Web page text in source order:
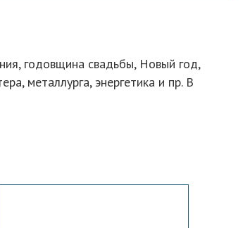
годовщина свадьбы, Новый год,
металлурга, энергетика и пр. В